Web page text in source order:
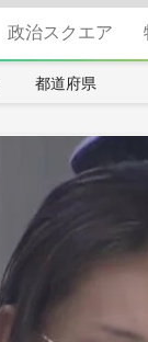
政治スクエア
都道府県